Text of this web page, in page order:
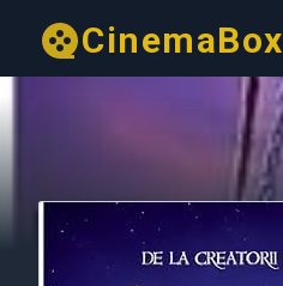
CinemaBox